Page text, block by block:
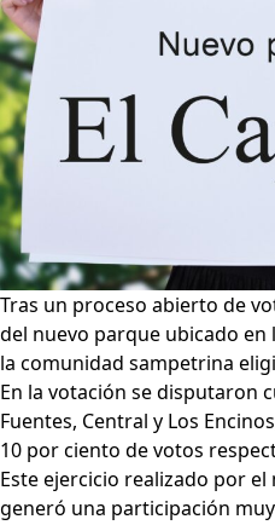
Tras un proceso abierto de
del nuevo parque ubicado en
la comunidad sampetrina
En la votación se disputaron
Fuentes, Central y Los
10 por ciento de votos
Este ejercicio realizado por
generó una participación